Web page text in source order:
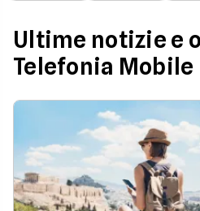
Ultime notizie e
Telefonia Mobile